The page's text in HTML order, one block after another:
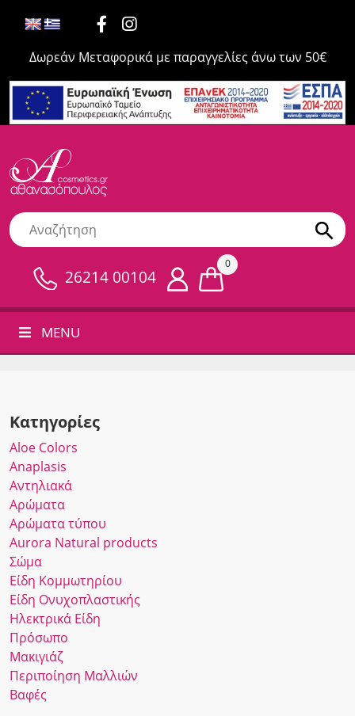
Δωρεάν Μεταφορικά με παραγγελίες άνω των 50€
26214 00104
0
MENU
Κατηγορίες
Αloe Colors
Anaplasis
Αντηλιακά
Αρώματα
Αρώματα τύπου
Αurora Νatural products
Σώμα
Είδη Κομμωτηρίου
Είδη Ονυχοπλαστικής
Ηλεκτρικά Είδη
Πρόσωπο
Μακιγιάζ
Περιποίηση Μαλλιών
Βαφές